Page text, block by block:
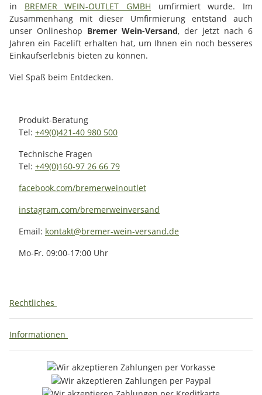
in BREMER WEIN-OUTLET GMBH umfirmiert wurde. Im
Zusammenhang mit dieser Umfirmierung entstand auch
unser Onlineshop Bremer Wein-Versand, der jetzt nach 6
Jahren ein Facelift erhalten hat, um Ihnen ein noch besseres
Einkaufserlebnis bieten zu können.
Viel Spaß beim Entdecken.
Produkt-Beratung
Tel: +49(0)421-40 980 500
Technische Fragen
Tel: +49(0)160-97 26 66 79
facebook.com/bremerweinoutlet
instagram.com/bremerweinversand
Email: kontakt@bremer-wein-versand.de
Mo-Fr. 09:00-17:00 Uhr
Rechtliches
Informationen